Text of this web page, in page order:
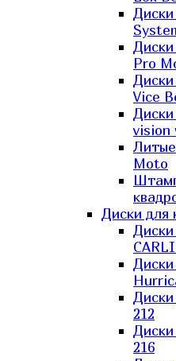
Pro
Vice
vision
Литые
Moto
Диски для
212
216